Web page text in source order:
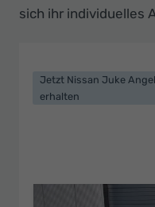
sich ihr individuelles
Jetzt Nissan Juke
erhalten